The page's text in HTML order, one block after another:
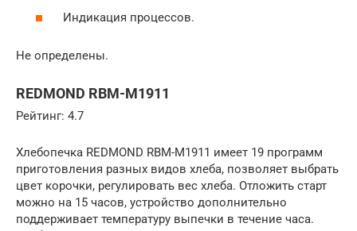
Индикация процессов.
Не определены.
REDMOND RBM-M1911
Рейтинг: 4.7
Хлебопечка REDMOND RBM-M1911 имеет 19 программ
приготовления разных видов хлеба, позволяет выбрать
цвет корочки, регулировать вес хлеба. Отложить старт
можно на 15 часов, устройство дополнительно
поддерживает температуру выпечки в течение часа.